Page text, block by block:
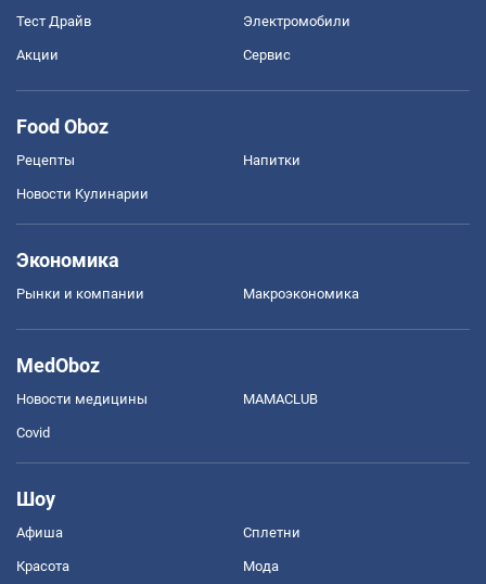
Тест Драйв Электромобили
Акции Сервис
Food Oboz
Рецепты Напитки
Новости Кулинарии
Экономика
Рынки и компании Mакроэкономика
MedOboz
Новости медицины MAMACLUB
Covid
Шоу
Афиша Сплетни
Красота Мода